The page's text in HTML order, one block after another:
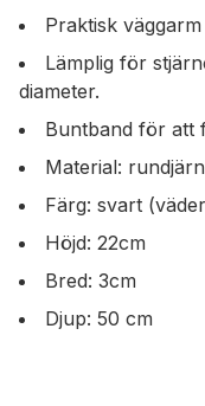
Praktisk
Lämplig för
diameter.
Buntband för att
Material:
Färg: svart
Höjd: 22cm
Bred: 3cm
Djup: 50 cm